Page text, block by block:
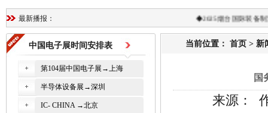
最新播报： 2025烟台国际装备制造
中国电子展时间安排表
第104届中国电子展→上海
半导体设备展→深圳
IC- CHINA →北京
当前位置： 首页 > 新
国
来源：